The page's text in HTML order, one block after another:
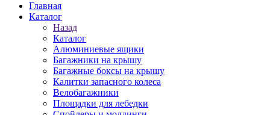
Главная
Каталог
Назад
Каталог
Алюминиевые ящики
Багажники на крышу
Багажные боксы на крышу
Калитки запасного колеса
Велобагажники
Площадки для лебедки